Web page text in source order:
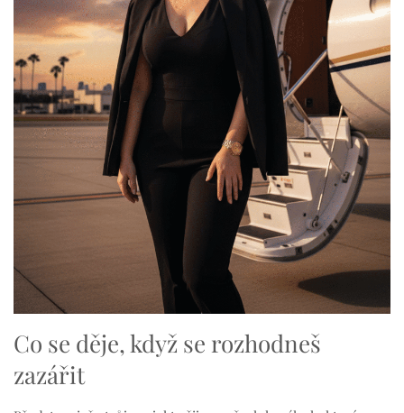
Co se děje, když se rozhodneš
zazářit